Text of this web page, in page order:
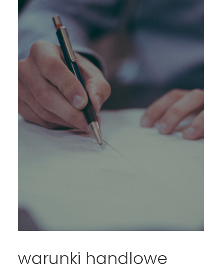
warunki handlowe